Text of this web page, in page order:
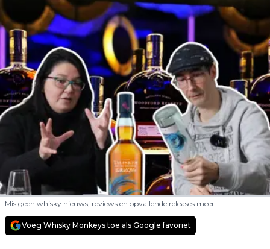
Mis geen whisky nieuws, reviews en opvallende releases meer.
Voeg Whisky Monkeys toe als Google favoriet